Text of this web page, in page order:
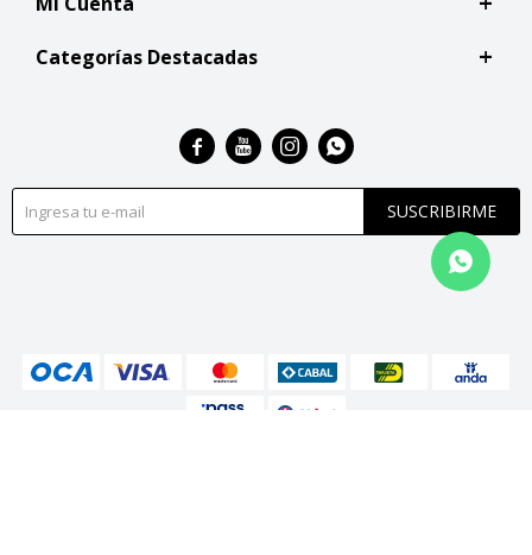
Categorías Destacadas
SUSCRIBIRME
   